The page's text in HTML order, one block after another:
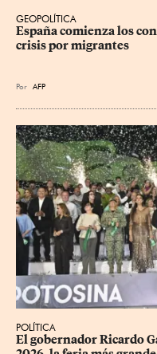
GEOPOLÍTICA
España comienza los
crisis por migrantes
Por AFP
POLÍTICA
​El gobernador Ricardo